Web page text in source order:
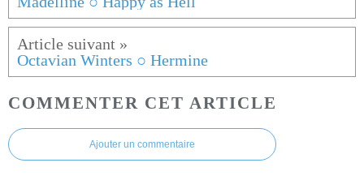
Octavian Winters ○ Hermine
COMMENTER CET ARTICLE
Ajouter un commentaire